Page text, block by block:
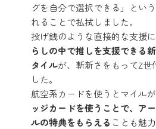
グを自分で選択できる」とい
れることで払拭しました。
投げ銭のような直接的な支援に
らしの中で推しを支援できる
タイルが、斬新さをもってZ世
した。
航空系カードを使うとマイルが
ッジカードを使うことで、ア
ルの特典をもらえる ことも魅力